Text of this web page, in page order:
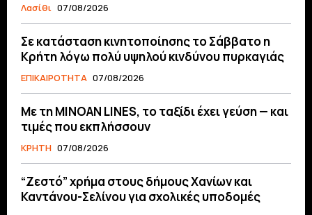
Λασίθι 07/08/2026
Σε κατάσταση κινητοποίησης το Σάββατο η
Κρήτη λόγω πολύ υψηλού κινδύνου πυρκαγιάς
ΕΠΙΚΑΙΡΟΤΗΤΑ 07/08/2026
Με τη MINOAN LINES, το ταξίδι έχει γεύση — και
τιμές που εκπλήσσουν
ΚΡΗΤΗ 07/08/2026
“Ζεστό” χρήμα στους δήμους Χανίων και
Καντάνου-Σελίνου για σχολικές υποδομές